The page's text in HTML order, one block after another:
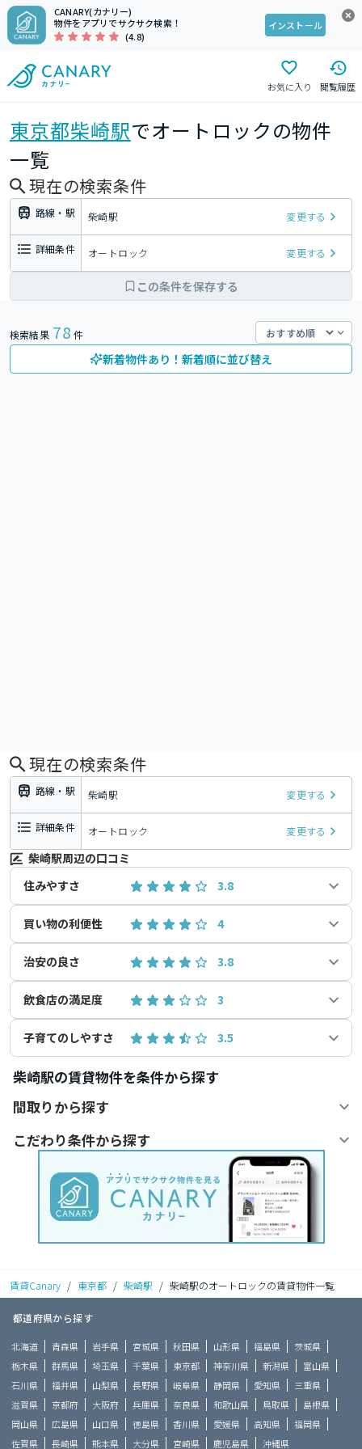
CANARY(カナリー)
物件をアプリでサクサク検索！
(4.8)
インストール
お気に入り 閲覧履歴
東京都柴崎駅でオートロックの物件
一覧
現在の検索条件
路線・駅 柴崎駅 変更する
詳細条件 オートロック 変更する
この条件を保存する
検索結果 78 件
新着物件あり！新着順に並び替え
現在の検索条件
路線・駅 柴崎駅 変更する
詳細条件 オートロック 変更する
柴崎駅周辺の口コミ
住みやすさ
3.8
買い物の利便性 4
治安の良さ 3.8
飲食店の満足度 3
子育てのしやすさ 3.5
柴崎駅の賃貸物件を条件から探す
間取りから探す
こだわり条件から探す
賃貸Canary / 東京都 / 柴崎駅 / 柴崎駅のオートロックの賃貸物件一覧
都道府県から探す
北海道 青森県 岩手県 宮城県 秋田県 山形県 福島県
茨城県
栃木県
群馬県 埼玉県 千葉県 東京都 神奈川県 新潟県
富山県
石川県
福井県 山梨県 長野県 岐阜県 静岡県 愛知県
三重県
滋賀県
京都府 大阪府 兵庫県 奈良県 和歌山県 鳥取県
島根県
岡山県
広島県 山口県 徳島県 香川県 愛媛県 高知県
福岡県
佐賀県
長崎県 熊本県 大分県 宮崎県 鹿児島県 沖縄県